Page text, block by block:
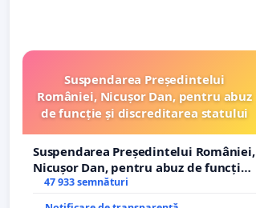
Suspendarea Președintelui
României, Nicușor Dan, pentru abuz
de funcție și discreditarea statului
Suspendarea Președintelui României,
Nicușor Dan, pentru abuz de funcție
și discreditarea statului
47 933 semnături